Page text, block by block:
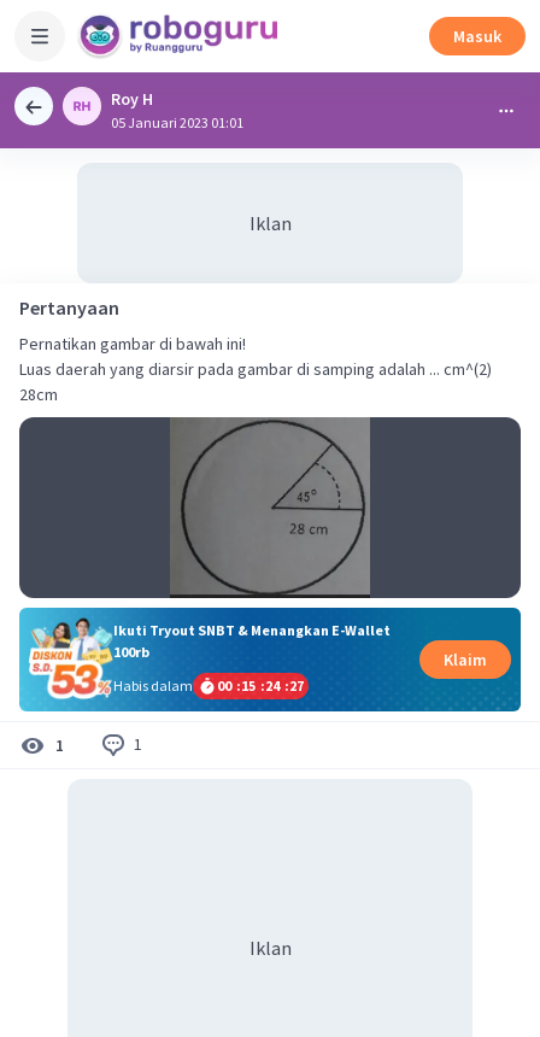
Masuk
Roy H
05 Januari 2023 01:01
Iklan
Pertanyaan
Pernatikan gambar di bawah ini!
Luas daerah yang diarsir pada gambar di samping adalah ... cm^(2)
28cm
Ikuti Tryout SNBT & Menangkan E-Wallet
100rb
Habis dalam
00 :15 :24 :27
Klaim
1 1
Iklan